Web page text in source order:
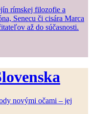
rímskej filozofie a
Senecu či cisára Marca
až do súčasnosti.
novými očami – jej